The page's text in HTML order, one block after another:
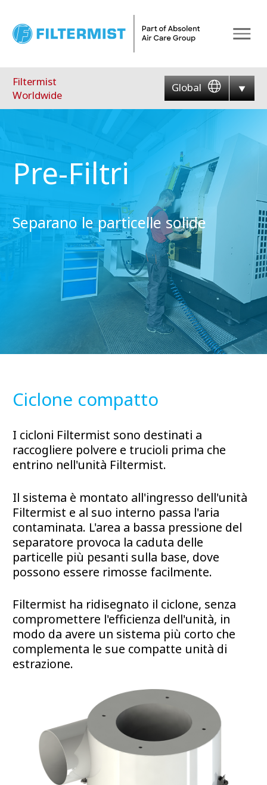
Filtermist
Worldwide
Global
Pre-Filtri
Separano le particelle solide
Ciclone compatto
I cicloni Filtermist sono destinati a
raccogliere polvere e trucioli prima che
entrino nell'unità Filtermist.
Il sistema è montato all'ingresso dell'unità
Filtermist e al suo interno passa l'aria
contaminata. L'area a bassa pressione del
separatore provoca la caduta delle
particelle più pesanti sulla base, dove
possono essere rimosse facilmente.
Filtermist ha ridisegnato il ciclone, senza
compromettere l'efficienza dell'unità, in
modo da avere un sistema più corto che
complementa le sue compatte unità di
estrazione.